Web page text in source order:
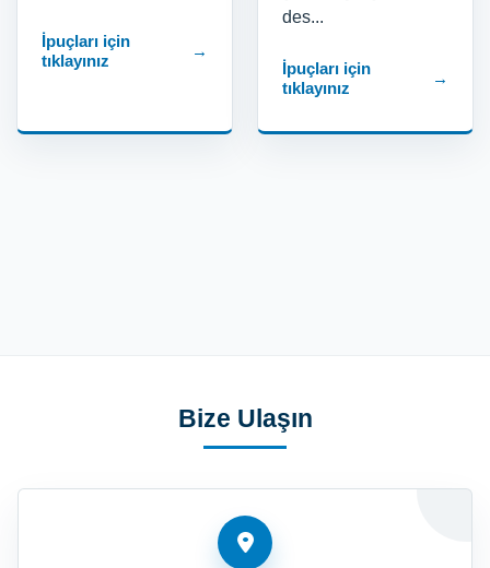
İpuçları için
tıklayınız
→
des...
İpuçları için
tıklayınız
→
Bize Ulaşın